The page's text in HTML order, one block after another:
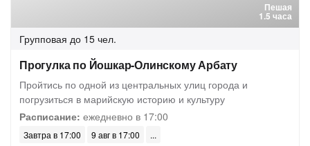
Пешая
1.5 часа
Групповая до 15 чел.
Прогулка по Йошкар-Олинскому Арбату
Пройтись по одной из центральных улиц города и
погрузиться в марийскую историю и культуру
Расписание: ежедневно в 17:00
Завтра в 17:00 9 авг в 17:00